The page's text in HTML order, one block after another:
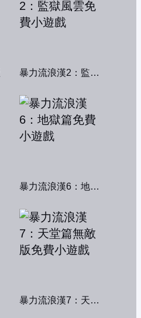
暴力流浪漢2：監獄風雲
暴力流浪漢6：地獄篇
暴力流浪漢7：天堂篇無敵版